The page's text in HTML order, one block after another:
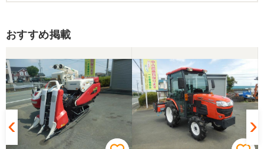
リピート購入させて頂きました。 ありがとうござい
香川県／井上
とても良くしてもらいました。また購入したいと思
います。
おすすめ掲載